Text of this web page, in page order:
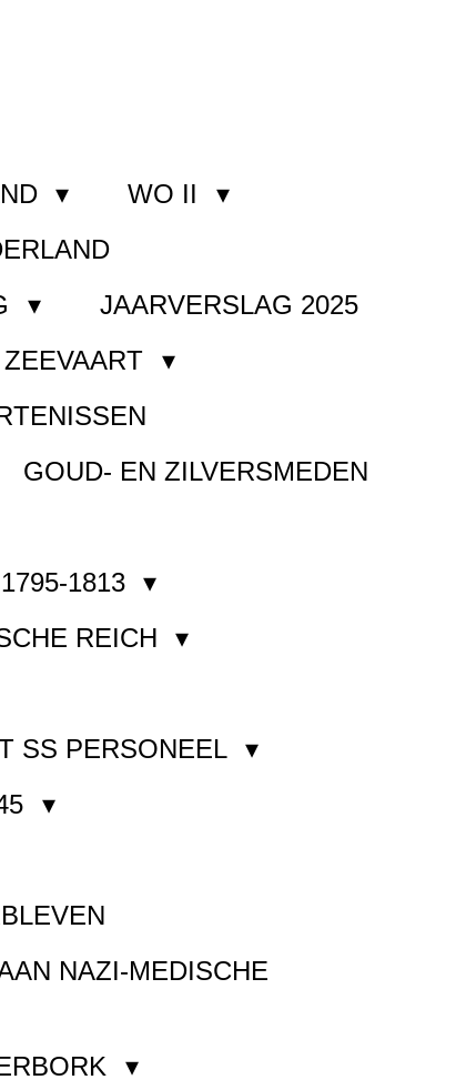
WO II
JAARVERSLAG 2025
GOUD- EN ZILVERSMEDEN
1813
REICH
SS PERSONEEL
NAZI-MEDISCHE